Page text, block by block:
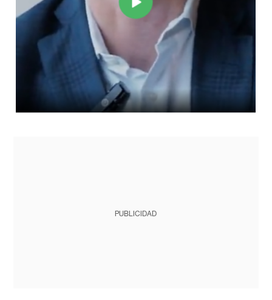
PUBLICIDAD